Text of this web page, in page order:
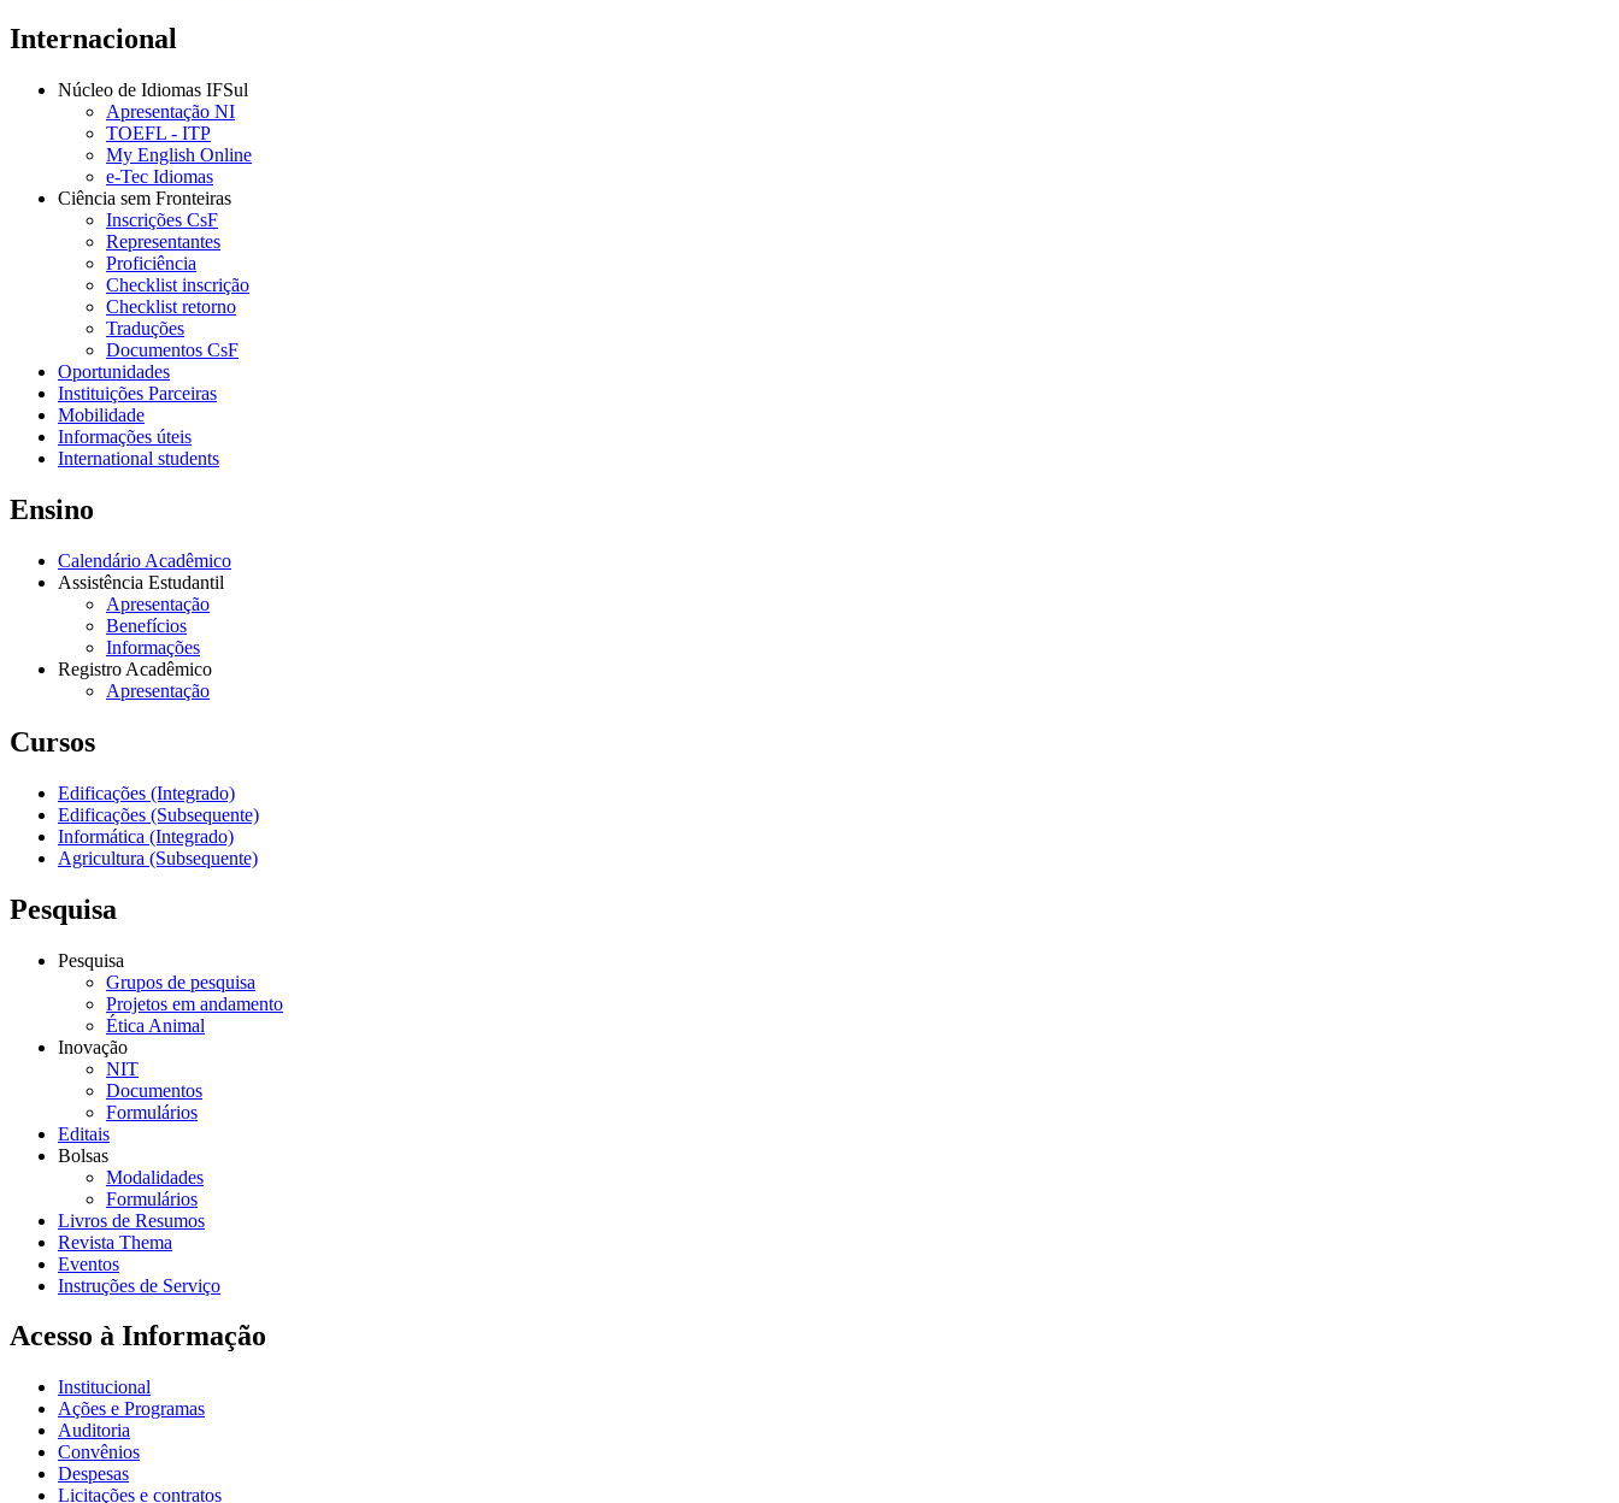
Internacional
Núcleo de Idiomas IFSul
Apresentação NI
TOEFL - ITP
My English Online
e-Tec Idiomas
Ciência sem Fronteiras
Inscrições CsF
Representantes
Proficiência
Checklist inscrição
Checklist retorno
Traduções
Documentos CsF
Oportunidades
Instituições Parceiras
Mobilidade
Informações úteis
International students
Ensino
Calendário Acadêmico
Assistência Estudantil
Apresentação
Benefícios
Informações
Registro Acadêmico
Apresentação
Cursos
Edificações (Integrado)
Edificações (Subsequente)
Informática (Integrado)
Agricultura (Subsequente)
Pesquisa
Pesquisa
Grupos de pesquisa
Projetos em andamento
Ética Animal
Inovação
NIT
Documentos
Formulários
Editais
Bolsas
Modalidades
Formulários
Livros de Resumos
Revista Thema
Eventos
Instruções de Serviço
Acesso à Informação
Institucional
Ações e Programas
Auditoria
Convênios
Despesas
Licitações e contratos